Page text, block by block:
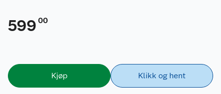
599 00
Kjøp Klikk og hent